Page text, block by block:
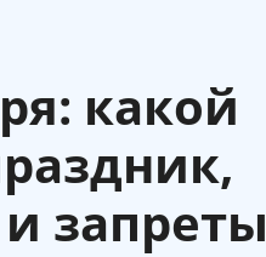
какой
запреты